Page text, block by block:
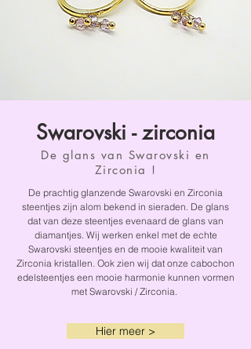
Swarovski - zirconia
De glans van Swarovski en
Zirconia !
De prachtig glanzende Swarovski en Zirconia
steentjes zijn alom bekend in sieraden. De glans
dat van deze steentjes evenaard de glans van
diamantjes. Wij werken enkel met de echte
Swarovski steentjes en de mooie kwaliteit van
Zirconia kristallen. Ook zien wij dat onze cabochon
edelsteentjes een mooie harmonie kunnen vormen
met Swarovski / Zirconia.
Hier meer >